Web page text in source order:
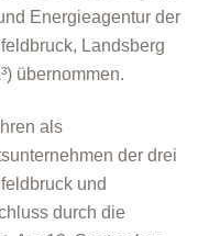
Energieagentur der
Landsberg
übernommen.
als
der drei
und
durch die